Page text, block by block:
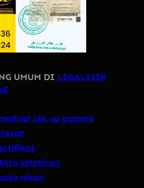
UMUM DI LEGALISIR
cek up gamma
kelahiran
nikah